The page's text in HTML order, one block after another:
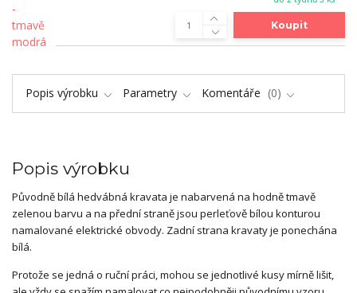
Koupit
Popis výrobku Parametry Komentáře 0
Popis výrobku
Původně bílá hedvábná kravata je nabarvená na hodně tmavě
zelenou barvu a na přední straně jsou perleťově bílou konturou
namalované elektrické obvody. Zadní strana kravaty je ponechána
bílá.
Protože se jedná o ruční práci, mohou se jednotlivé kusy mírně lišit,